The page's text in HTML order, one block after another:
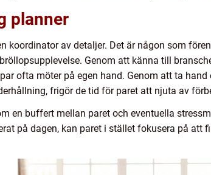
planner
koordinator av detaljer. Det är någon som
Genom att känna till
ofta möter på egen hand. Genom att ta
frigör de tid för paret att njuta av
en buffert mellan paret och eventuella
på dagen, kan paret i stället fokusera på att